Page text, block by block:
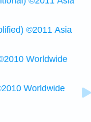
©2011 Asia
Worldwide
Worldwide